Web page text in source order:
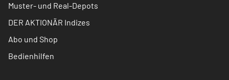
Muster- und Real-Depots
DER AKTIONÄR Indizes
Abo und Shop
Bedienhilfen